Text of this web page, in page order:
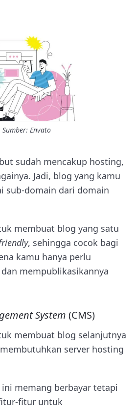
Sumber: Envato
sudah mencakup hosting,
Jadi, blog yang kamu
sub-domain dari domain
membuat blog yang satu
, sehingga cocok bagi
kamu hanya perlu
mempublikasikannya
System (CMS)
membuat blog selanjutnya
server hosting
ini memang berbayar tetapi
fitur untuk